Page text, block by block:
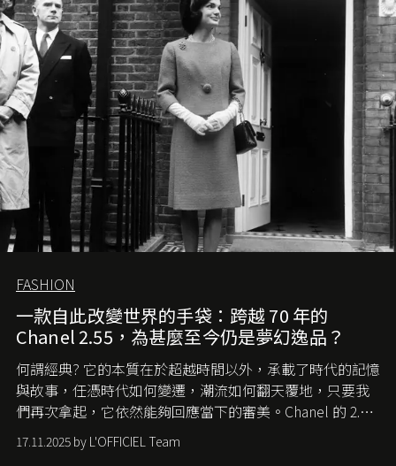
FASHION
一款自此改變世界的手袋：跨越 70 年的
Chanel 2.55，為甚麼至今仍是夢幻逸品？
何謂經典? 它的本質在於超越時間以外，承載了時代的記憶
與故事，任憑時代如何變遷，潮流如何翻天覆地，只要我
們再次拿起，它依然能夠回應當下的審美。Chanel 的 2.55
手袋更是這樣存在，自問世至今，一直有着舉足輕重的地
位。如果說每個女生的第一個夢想手袋是 Chanel，那 2.55
17.11.2025 by L'OFFICIEL Team